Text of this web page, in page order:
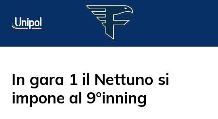
In gara 1 il Nettuno si
impone al 9°inning